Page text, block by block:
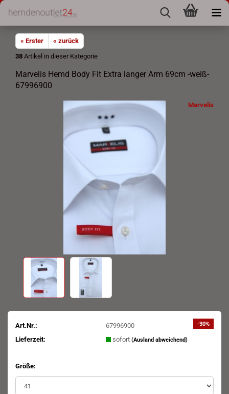
« Erster
« zurück
38 Artikel in dieser Kategorie
Marvelis Hemd Body Fit Extra langer Arm 69cm -weiß-
67996900
Marvelis
-30%
Art.Nr.:
67996900
Lieferzeit:
sofort (Ausland abweichend)
Größe: